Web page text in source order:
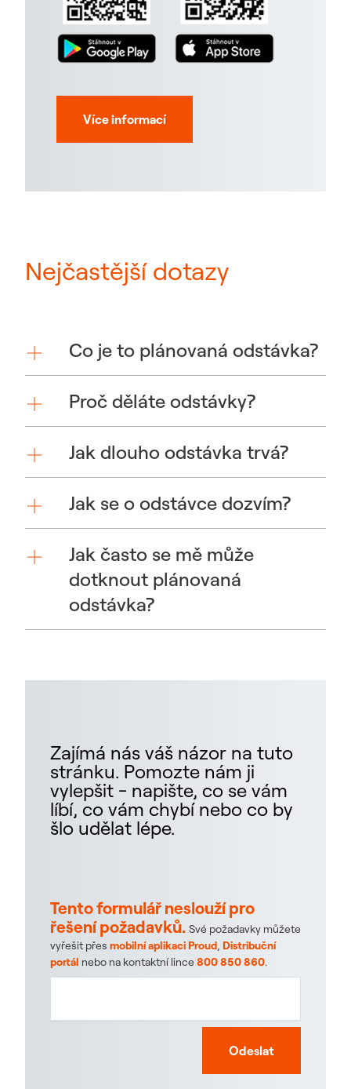
Více informací
Nejčastější dotazy
Co je to plánovaná odstávka?
Proč děláte odstávky?
Jak dlouho odstávka trvá?
Jak se o odstávce dozvím?
Jak často se mě může
dotknout plánovaná
odstávka?
Zajímá nás váš názor na tuto
stránku. Pomozte nám ji
vylepšit - napište, co se vám
líbí, co vám chybí nebo co by
šlo udělat lépe.
Tento formulář neslouží pro
řešení požadavků. Své požadavky můžete
vyřešit přes mobilní aplikaci Proud, Distribuční
portál nebo na kontaktní lince800 850 860.
Odeslat